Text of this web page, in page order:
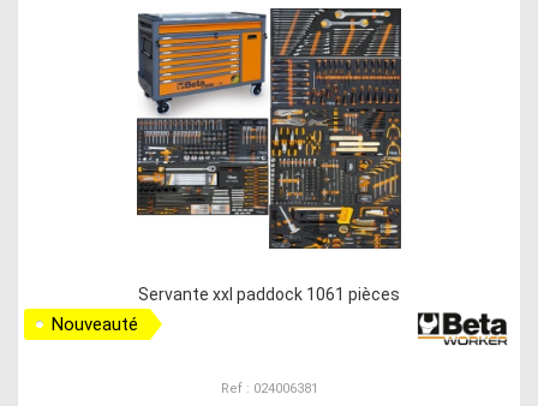
Servante xxl paddock 1061 pièces
Nouveauté
Ref : 024006381